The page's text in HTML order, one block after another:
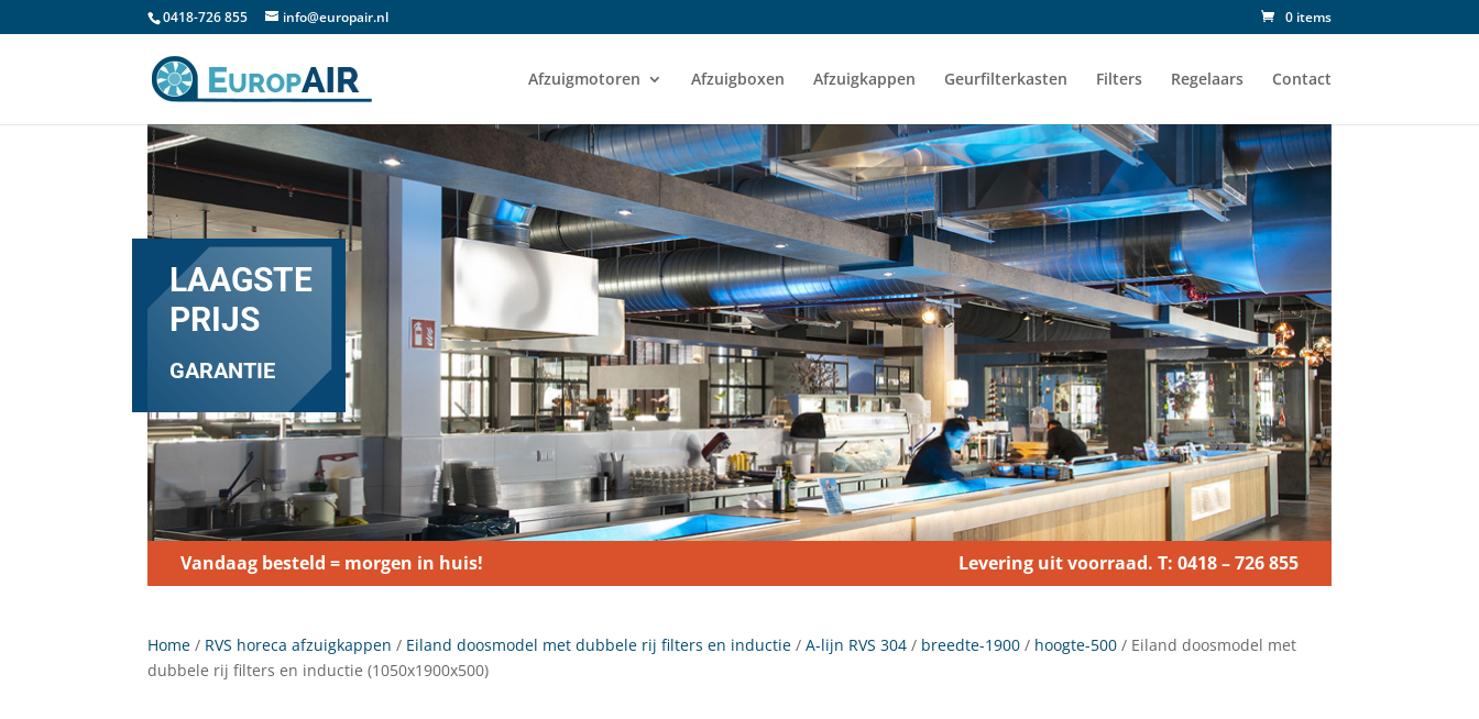
0418-726 855 info@europair.nl 0 items
Afzuigmotoren Afzuigboxen Afzuigkappen Geurfilterkasten Filters Regelaars Contact
LAAGSTE
PRIJS
GARANTIE
Vandaag besteld = morgen in huis! Levering uit voorraad. T: 0418 – 726 855
Home / RVS horeca afzuigkappen / Eiland doosmodel met dubbele rij filters en inductie /A-lijn RVS 304 / breedte-1900 / hoogte-500 / Eiland doosmodel met
dubbele rij filters en inductie (1050x1900x500)